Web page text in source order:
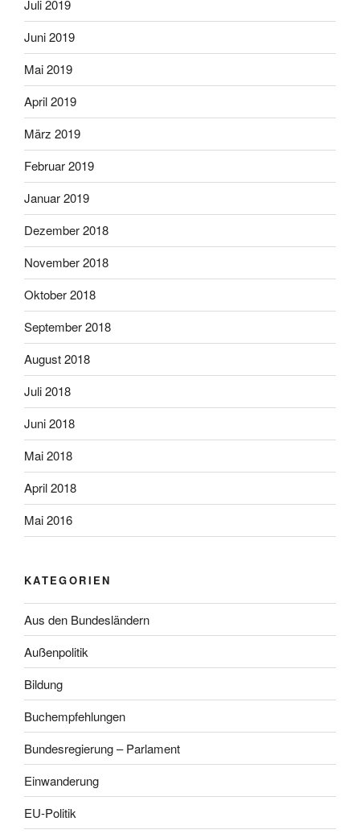
Juli 2019
Juni 2019
Mai 2019
April 2019
März 2019
Februar 2019
Januar 2019
Dezember 2018
November 2018
Oktober 2018
September 2018
August 2018
Juli 2018
Juni 2018
Mai 2018
April 2018
Mai 2016
KATEGORIEN
Aus den Bundesländern
Außenpolitik
Bildung
Buchempfehlungen
Bundesregierung – Parlament
Einwanderung
EU-Politik